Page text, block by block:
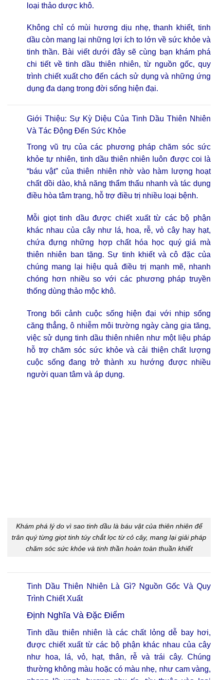
loại thảo dược khô.
Không chỉ có mùi hương dịu nhẹ, thanh khiết, tinh
dầu còn mang lại những lợi ích to lớn về sức khỏe và
tinh thần. Bài viết dưới đây sẽ cùng bạn khám phá
chi tiết về tinh dầu thiên nhiên, từ nguồn gốc, quy
trình chiết xuất cho đến cách sử dụng và những ứng
dụng đa dạng trong đời sống hiện đại.
Giới Thiệu: Sự Kỳ Diệu Của Tinh Dầu Thiên Nhiên
Và Tác Động Đến Sức Khỏe
Trong vũ trụ của các phương pháp chăm sóc sức
khỏe tự nhiên, tinh dầu thiên nhiên luôn được coi là
“báu vật” của thiên nhiên nhờ vào hàm lượng hoạt
chất dồi dào, khả năng thẩm thấu nhanh và tác dụng
điều hòa tâm trạng, hỗ trợ điều trị nhiều loại bệnh.
Mỗi giọt tinh dầu được chiết xuất từ các bộ phận
khác nhau của cây như lá, hoa, rễ, vỏ cây hay hạt,
chứa đựng những hợp chất hóa học quý giá mà
thiên nhiên ban tặng. Sự tinh khiết và cô đặc của
chúng mang lại hiệu quả điều trị mạnh mẽ, nhanh
chóng hơn nhiều so với các phương pháp truyền
thống dùng thảo mộc khô.
Trong bối cảnh cuộc sống hiện đại với nhịp sống
căng thẳng, ô nhiễm môi trường ngày càng gia tăng,
việc sử dụng tinh dầu thiên nhiên như một liệu pháp
hỗ trợ chăm sóc sức khỏe và cải thiện chất lượng
cuộc sống đang trở thành xu hướng được nhiều
người quan tâm và áp dụng.
Khám phá lý do vì sao tinh dầu là báu vật của thiên nhiên để
trân quý từng giọt tinh túy chắt lọc từ cỏ cây, mang lại giải pháp
chăm sóc sức khỏe và tinh thần hoàn toàn thuần khiết
Tinh Dầu Thiên Nhiên Là Gì? Nguồn Gốc Và Quy
Trình Chiết Xuất
Định Nghĩa Và Đặc Điểm
Tinh dầu thiên nhiên là các chất lỏng dễ bay hơi,
được chiết xuất từ các bộ phận khác nhau của cây
như hoa, lá, vỏ, hạt, thân, rễ và trái cây. Chúng
thường không màu hoặc có màu nhẹ, như cam vàng,